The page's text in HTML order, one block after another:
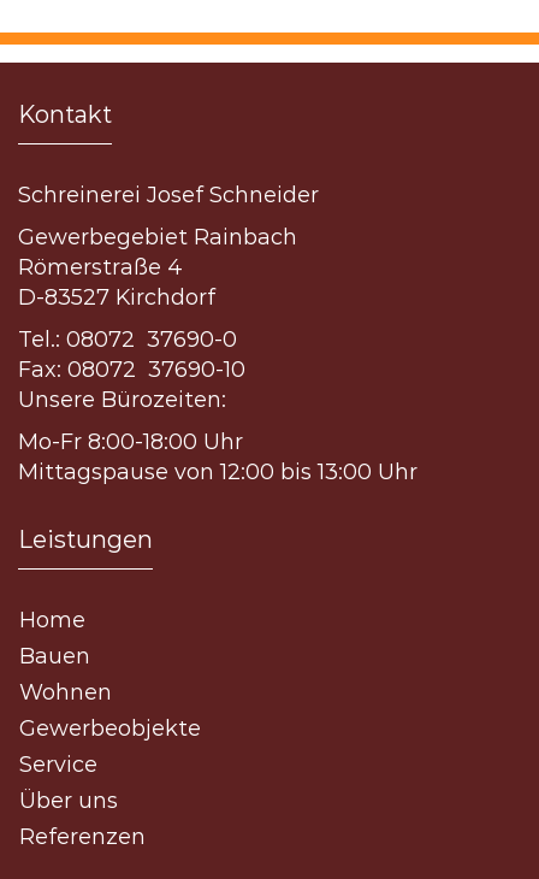
Kontakt
Schreinerei Josef Schneider
Gewerbegebiet Rainbach
Römerstraße 4
D-83527 Kirchdorf
Tel.: 08072 37690-0
Fax: 08072 37690-10
Unsere Bürozeiten:
Mo-Fr 8:00-18:00 Uhr
Mittagspause von 12:00 bis 13:00 Uhr
Leistungen
Home
Bauen
Wohnen
Gewerbeobjekte
Service
Über uns
Referenzen